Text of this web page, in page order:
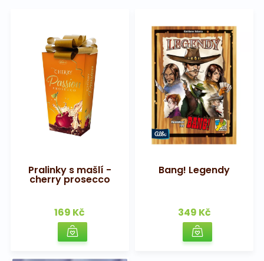
Pralinky s mašlí -
cherry prosecco
169 Kč
Bang! Legendy
349 Kč